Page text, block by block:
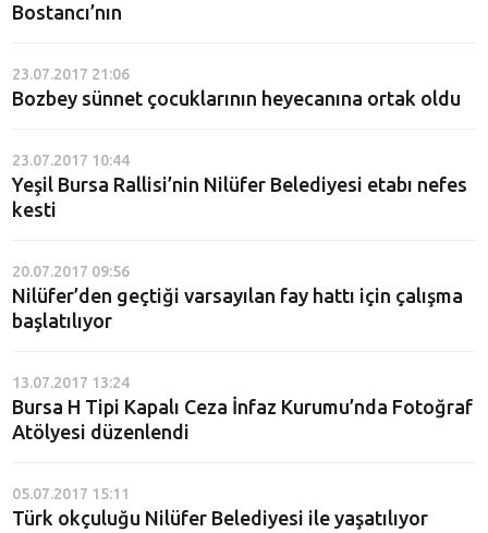
Bostancı’nın
23.07.2017 21:06
Bozbey sünnet çocuklarının heyecanına ortak oldu
23.07.2017 10:44
Yeşil Bursa Rallisi’nin Nilüfer Belediyesi etabı nefes
kesti
20.07.2017 09:56
Nilüfer’den geçtiği varsayılan fay hattı için çalışma
başlatılıyor
13.07.2017 13:24
Bursa H Tipi Kapalı Ceza İnfaz Kurumu’nda Fotoğraf
Atölyesi düzenlendi
05.07.2017 15:11
Türk okçuluğu Nilüfer Belediyesi ile yaşatılıyor